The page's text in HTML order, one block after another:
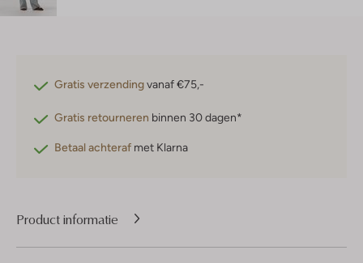
Gratis verzendingvanaf €75,-
Gratis retourneren binnen 30 dagen*
Betaal achteraf met Klarna
Product informatie